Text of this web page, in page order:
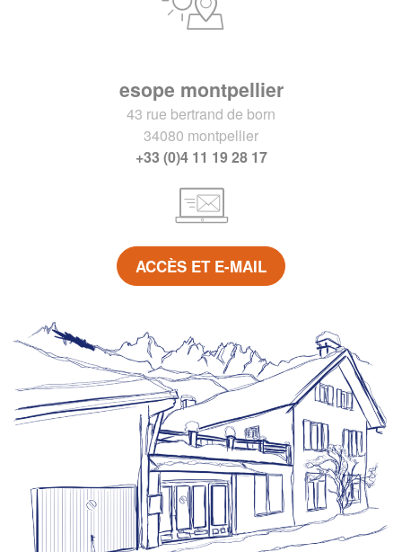
esope montpellier
43 rue bertrand de born
34080 montpellier
+33 (0)4 11 19 28 17
ACCÈS ET E-MAIL